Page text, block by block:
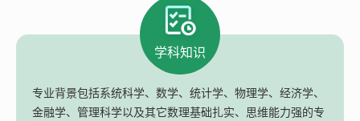
学科知识
专业背景包括系统科学、数学、统计学、物理学、经济学、
金融学、管理科学以及其它数理基础扎实、思维能力强的专